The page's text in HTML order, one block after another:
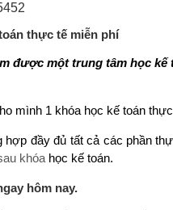
thực tế miễn phí
được một trung tâm học kế
mình 1 khóa học kế toán
đầy đủ tất cả các phần
khóa học kế toán.
hôm nay.